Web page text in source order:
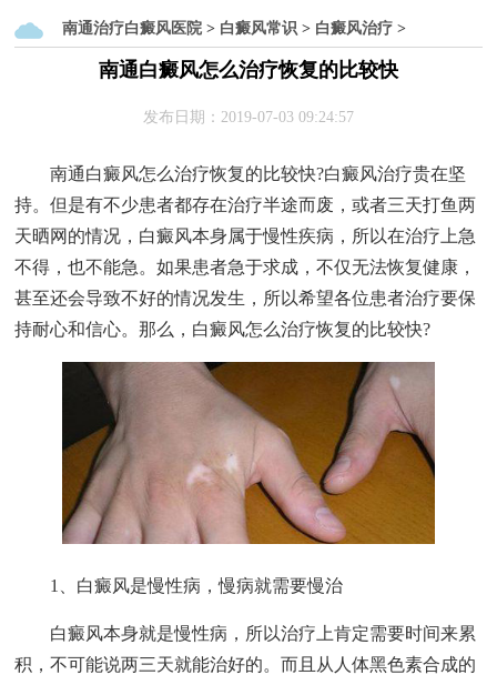
南通治疗白癜风医院> 白癜风常识> 白癜风治疗>
南通白癜风怎么治疗恢复的比较快
发布日期：2019-07-03 09:24:57
南通白癜风怎么治疗恢复的比较快?白癜风治疗贵在坚
持。但是有不少患者都存在治疗半途而废，或者三天打鱼两
天晒网的情况，白癜风本身属于慢性疾病，所以在治疗上急
不得，也不能急。如果患者急于求成，不仅无法恢复健康，
甚至还会导致不好的情况发生，所以希望各位患者治疗要保
持耐心和信心。那么，白癜风怎么治疗恢复的比较快?
1、白癜风是慢性病，慢病就需要慢治
白癜风本身就是慢性病，所以治疗上肯定需要时间来累
积，不可能说两三天就能治好的。而且从人体黑色素合成的